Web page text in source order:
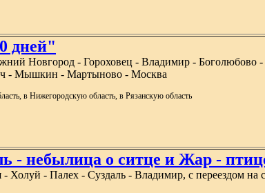
дней"
Новгород - Гороховец - Владимир - Боголюбово
- Мышкин - Мартыново - Москва
в Нижегородскую область, в Рязанскую область
- небылица о ситце и Жар -
Холуй - Палех - Суздаль - Владимир, с переездом на